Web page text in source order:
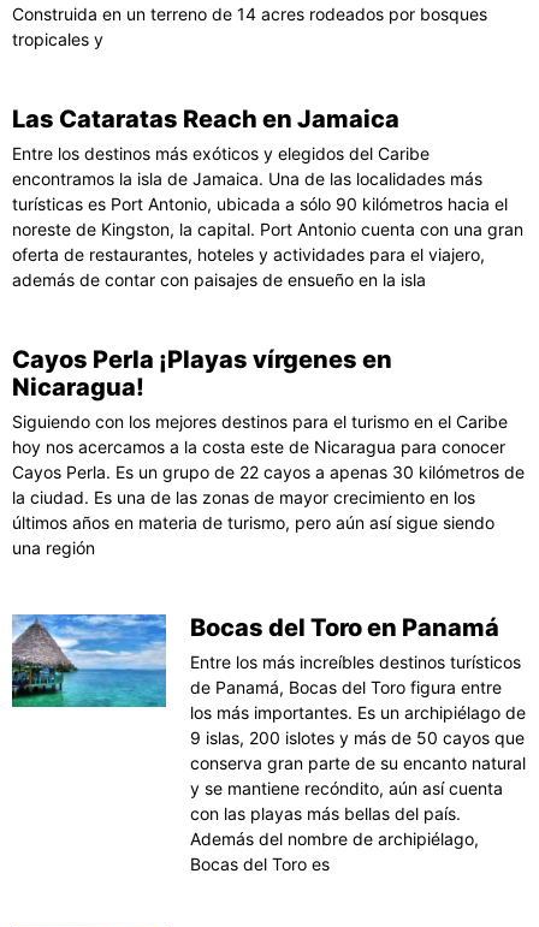
Construida en un terreno de 14 acres rodeados por bosques
tropicales y
Las Cataratas Reach en Jamaica
Entre los destinos más exóticos y elegidos del Caribe
encontramos la isla de Jamaica. Una de las localidades más
turísticas es Port Antonio, ubicada a sólo 90 kilómetros hacia el
noreste de Kingston, la capital. Port Antonio cuenta con una gran
oferta de restaurantes, hoteles y actividades para el viajero,
además de contar con paisajes de ensueño en la isla
Cayos Perla ¡Playas vírgenes en
Nicaragua!
Siguiendo con los mejores destinos para el turismo en el Caribe
hoy nos acercamos a la costa este de Nicaragua para conocer
Cayos Perla. Es un grupo de 22 cayos a apenas 30 kilómetros de
la ciudad. Es una de las zonas de mayor crecimiento en los
últimos años en materia de turismo, pero aún así sigue siendo
una región
Bocas del Toro en Panamá
Entre los más increíbles destinos turísticos
de Panamá, Bocas del Toro figura entre
los más importantes. Es un archipiélago de
9 islas, 200 islotes y más de 50 cayos que
conserva gran parte de su encanto natural
y se mantiene recóndito, aún así cuenta
con las playas más bellas del país.
Además del nombre de archipiélago,
Bocas del Toro es